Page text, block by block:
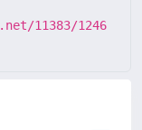
11383/1246